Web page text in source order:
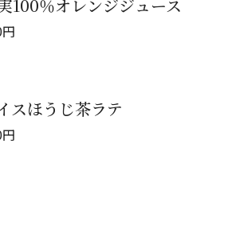
100％オレンジジュース
円
スほうじ茶ラテ
円